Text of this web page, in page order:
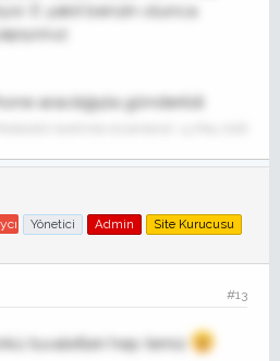
E yakıt benzin olunca
aracılığıyla gönderildi
Yönetici Admin Site Kurucusu
#13
tuvaletleri hep temiz